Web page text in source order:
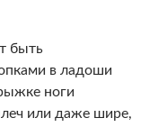
быть
в ладоши
ноги
или даже шире,